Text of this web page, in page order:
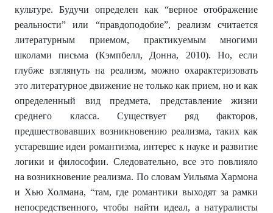
культуре. Будучи определен как “верное отображение
реальности” или “правдоподобие”, реализм считается
литературным приемом, практикуемым многими
школами письма (Кэмпбелл, Донна, 2010). Но, если
глубже взглянуть на реализм, можно охарактеризовать
это литературное движение не только как прием, но и как
определенный вид предмета, представление жизни
среднего класса. Существует ряд факторов,
предшествовавших возникновению реализма, таких как
устаревшие идеи романтизма, интерес к науке и развитие
логики и философии. Следовательно, все это повлияло
на возникновение реализма. По словам Уильяма Хармона
и Хью Холмана, “там, где романтики выходят за рамки
непосредственного, чтобы найти идеал, а натуралисты